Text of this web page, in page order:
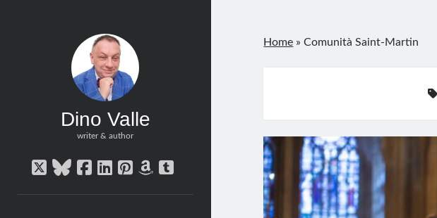
Dino Valle
writer & author
twitterbluesky
facebook
linkedin
pinterest
amazon
tumblr
Home »Comunità Saint-Martin